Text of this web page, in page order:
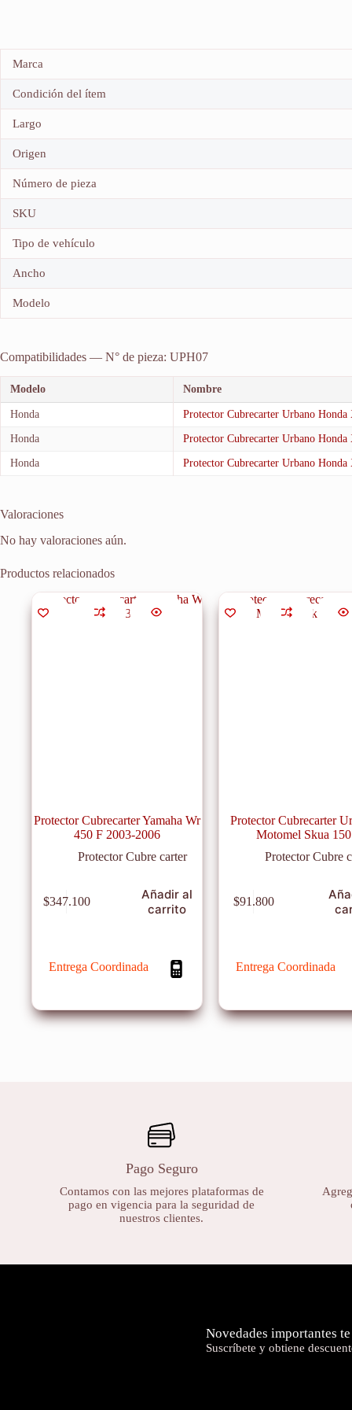
Marca
Condición del ítem
Largo
Origen
Número de pieza
SKU
Tipo de vehículo
Ancho
Modelo
Compatibilidades — N° de pieza: UPH07
Modelo Nombre
Honda Protector Cubrecarter Urbano
Honda Protector Cubrecarter Urbano
Honda Protector Cubrecarter Urbano
Valoraciones
No hay valoraciones aún.
Productos relacionados
Protector Cubrecarter Yamaha Wr
450 F 2003-2006
Protector Cubre carter
$347.100
Añadir al
carrito
Entrega Coordinada
Protector Cubrecarter
Motomel Skua 150
Protector Cubre
$91.800
Entrega Coordinada
Pago Seguro
Contamos con las mejores plataformas de
pago en vigencia para la seguridad de
nuestros clientes.
Novedades importantes
Suscríbete y obtiene